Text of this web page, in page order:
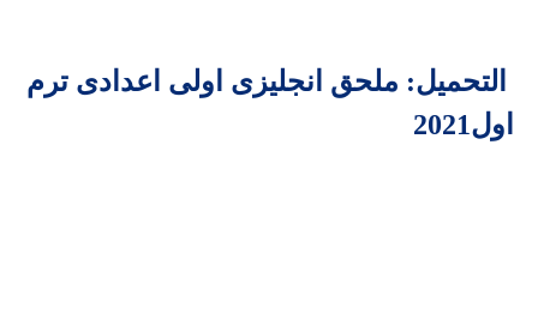
التحميل: ملحق انجليزى اولى اعدادى ترم
اول2021